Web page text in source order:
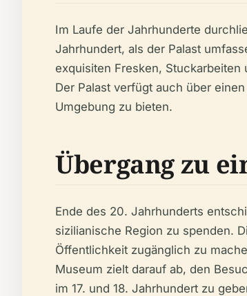
Im Laufe der Jahrhunderte
Jahrhundert, als der Palast
exquisiten Fresken,
Der Palast verfügt auch über
Umgebung zu bieten.
Übergang zu
Ende des 20. Jahrhunderts
sizilianische Region zu spenden.
Öffentlichkeit zugänglich zu
Museum zielt darauf ab, den
im 17. und 18. Jahrhundert zu